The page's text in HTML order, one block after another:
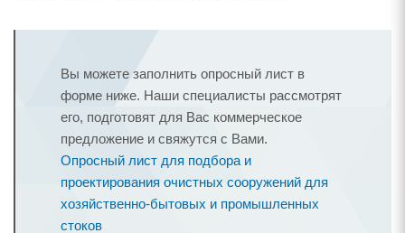
Вы можете заполнить опросный лист в
форме ниже. Наши специалисты рассмотрят
его, подготовят для Вас коммерческое
предложение и свяжутся с Вами.
Опросный лист для подбора и
проектирования очистных сооружений для
хозяйственно-бытовых и промышленных
стоков